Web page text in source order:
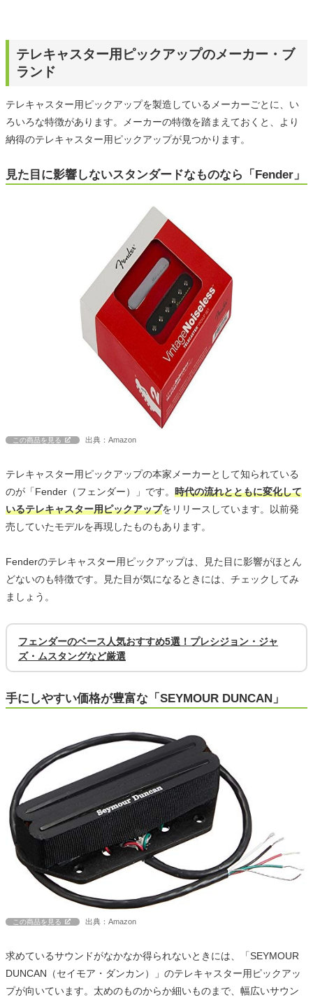
テレキャスター用ピックアップのメーカー・ブ
ランド
テレキャスター用ピックアップを製造しているメーカーごとに、い
ろいろな特徴があります。メーカーの特徴を踏まえておくと、より
納得のテレキャスター用ピックアップが見つかります。
見た目に影響しないスタンダードなものなら「Fender」
この商品を見る 出典：Amazon
テレキャスター用ピックアップの本家メーカーとして知られている
のが「Fender（フェンダー）」です。 時代の流れとともに変化して
いるテレキャスター用ピックアップをリリースしています。以前発
売していたモデルを再現したものもあります。
Fenderのテレキャスター用ピックアップは、見た目に影響がほとん
どないのも特徴です。見た目が気になるときには、チェックしてみ
ましょう。
フェンダーのベース人気おすすめ5選！プレシジョン・ジャ
ズ・ムスタングなど厳選
手にしやすい価格が豊富な「SEYMOUR DUNCAN」
この商品を見る 出典：Amazon
求めているサウンドがなかなか得られないときには、「SEYMOUR
DUNCAN（セイモア・ダンカン）」のテレキャスター用ピックアッ
プが向いています。太めのものからか細いものまで、幅広いサウン